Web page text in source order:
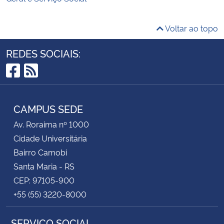
Voltar ao topo
REDES SOCIAIS:
Facebook
RSS
CAMPUS SEDE
Av. Roraima nº 1000
Cidade Universitária
Bairro Camobi
Santa Maria - RS
CEP: 97105-900
+55 (55) 3220-8000